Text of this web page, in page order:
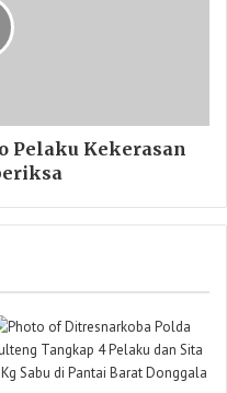
Pelaku Kekerasan